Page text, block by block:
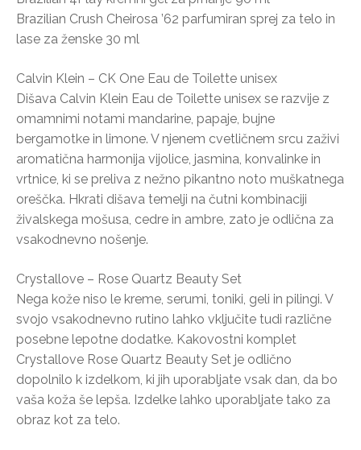
Brazilian Crush Cheirosa ’62 parfumiran sprej za telo in
lase za ženske 30 ml
Calvin Klein – CK One Eau de Toilette unisex
Dišava Calvin Klein Eau de Toilette unisex se razvije z
omamnimi notami mandarine, papaje, bujne
bergamotke in limone. V njenem cvetličnem srcu zaživi
aromatična harmonija vijolice, jasmina, konvalinke in
vrtnice, ki se preliva z nežno pikantno noto muškatnega
oreščka. Hkrati dišava temelji na čutni kombinaciji
živalskega mošusa, cedre in ambre, zato je odlična za
vsakodnevno nošenje.
Crystallove – Rose Quartz Beauty Set
Nega kože niso le kreme, serumi, toniki, geli in pilingi. V
svojo vsakodnevno rutino lahko vključite tudi različne
posebne lepotne dodatke. Kakovostni komplet
Crystallove Rose Quartz Beauty Set je odlično
dopolnilo k izdelkom, ki jih uporabljate vsak dan, da bo
vaša koža še lepša. Izdelke lahko uporabljate tako za
obraz kot za telo.